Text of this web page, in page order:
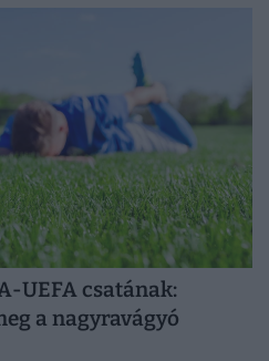
UEFA csatának:
a nagyravágyó